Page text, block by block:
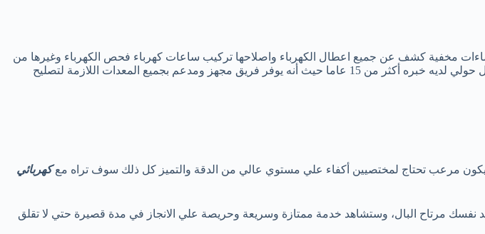
مخفية كشف عن جميع اعطال الكهرباء واصلاحها تركيب ساعات كهرباء فحص الكهرباء وغيرها من
الخدمات الأخري المتعلقة في الكهرباء الداخلية للمنشأة قم بالاتصال بنا الآن 67041132 فني كهربائي منازل حولي لديه خبره أكثر من 15 عاما حيث أنه يوفر فريق مجهز ومدعم بجميع المعدات اللازمة لتصليح
يكون مرعب تحتاج لمختصيين أكفاء علي مستوي عالي من الدقة والتميز كل ذلك سوف تراه معكهربائي
نفسك مرتاح البال، وستشاهد خدمة ممتازة وسريعة وحريصة علي الانجاز في مدة قصيرة حتي لا تقلق